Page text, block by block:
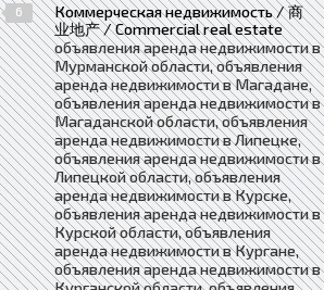
6
Коммерческая недвижимость / 商
业地产 / Commercial real estate
объявления аренда недвижимости в
Мурманской области, объявления
аренда недвижимости в Магадане,
объявления аренда недвижимости в
Магаданской области, объявления
аренда недвижимости в Липецке,
объявления аренда недвижимости в
Липецкой области, объявления
аренда недвижимости в Курске,
объявления аренда недвижимости в
Курской области, объявления
аренда недвижимости в Кургане,
объявления аренда недвижимости в